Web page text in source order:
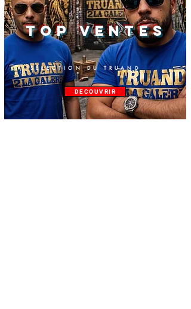
TOP VENTES
SÉLECTION DU TRUAND
DECOUVRIR